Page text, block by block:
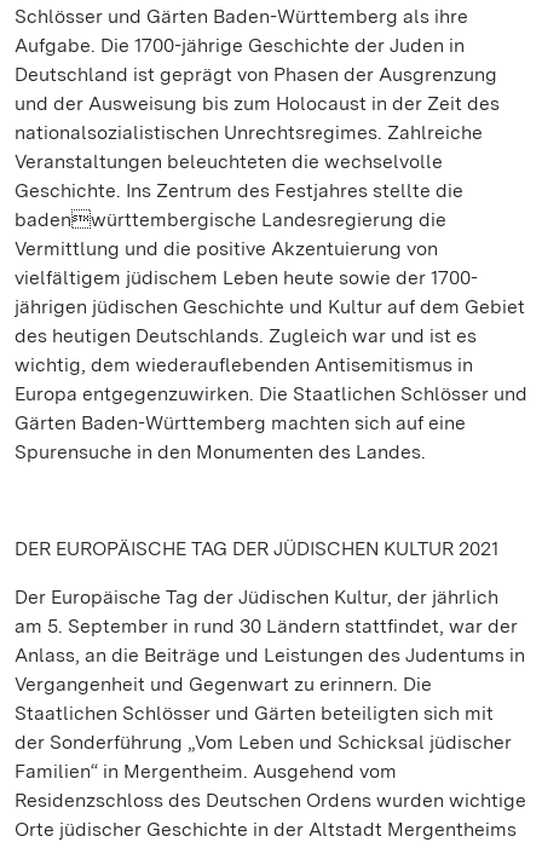
Schlösser und Gärten Baden-Württemberg als ihre
Aufgabe. Die 1700-jährige Geschichte der Juden in
Deutschland ist geprägt von Phasen der Ausgrenzung
und der Ausweisung bis zum Holocaust in der Zeit des
nationalsozialistischen Unrechtsregimes. Zahlreiche
Veranstaltungen beleuchteten die wechselvolle
Geschichte. Ins Zentrum des Festjahres stellte die
badenwürttembergische Landesregierung die
Vermittlung und die positive Akzentuierung von
vielfältigem jüdischem Leben heute sowie der 1700-
jährigen jüdischen Geschichte und Kultur auf dem Gebiet
des heutigen Deutschlands. Zugleich war und ist es
wichtig, dem wiederauflebenden Antisemitismus in
Europa entgegenzuwirken. Die Staatlichen Schlösser und
Gärten Baden-Württemberg machten sich auf eine
Spurensuche in den Monumenten des Landes.
DER EUROPÄISCHE TAG DER JÜDISCHEN KULTUR 2021
Der Europäische Tag der Jüdischen Kultur, der jährlich
am 5. September in rund 30 Ländern stattfindet, war der
Anlass, an die Beiträge und Leistungen des Judentums in
Vergangenheit und Gegenwart zu erinnern. Die
Staatlichen Schlösser und Gärten beteiligten sich mit
der Sonderführung „Vom Leben und Schicksal jüdischer
Familien“ in Mergentheim. Ausgehend vom
Residenzschloss des Deutschen Ordens wurden wichtige
Orte jüdischer Geschichte in der Altstadt Mergentheims